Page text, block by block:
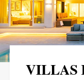
VILLAS